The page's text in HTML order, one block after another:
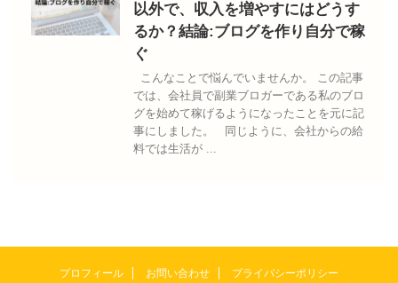
以外で、収入を増やすにはどうす
るか？結論:ブログを作り自分で稼
ぐ
こんなことで悩んでいませんか。 この記事
では、会社員で副業ブロガーである私のブロ
グを始めて稼げるようになったことを元に記
事にしました。 同じように、会社からの給
料では生活が ...
プロフィール お問い合わせ プライバシーポリシー